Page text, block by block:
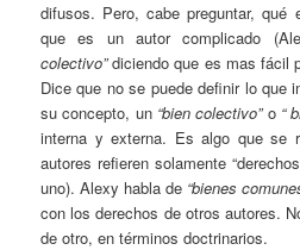
difusos. Pero, cabe preguntar, qué
que es un autor complicado
colectivo”diciendo que es mas fácil
Dice que no se puede definir lo que
su concepto, un “bien colectivo”o “
interna y externa. Es algo que se
autores refieren solamente
uno). Alexy habla de “bienes
con los derechos de otros autores.
de otro, en términos doctrinarios.